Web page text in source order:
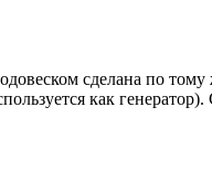
сделана по
как